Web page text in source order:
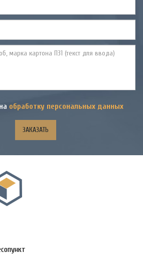
обработку персональных данных